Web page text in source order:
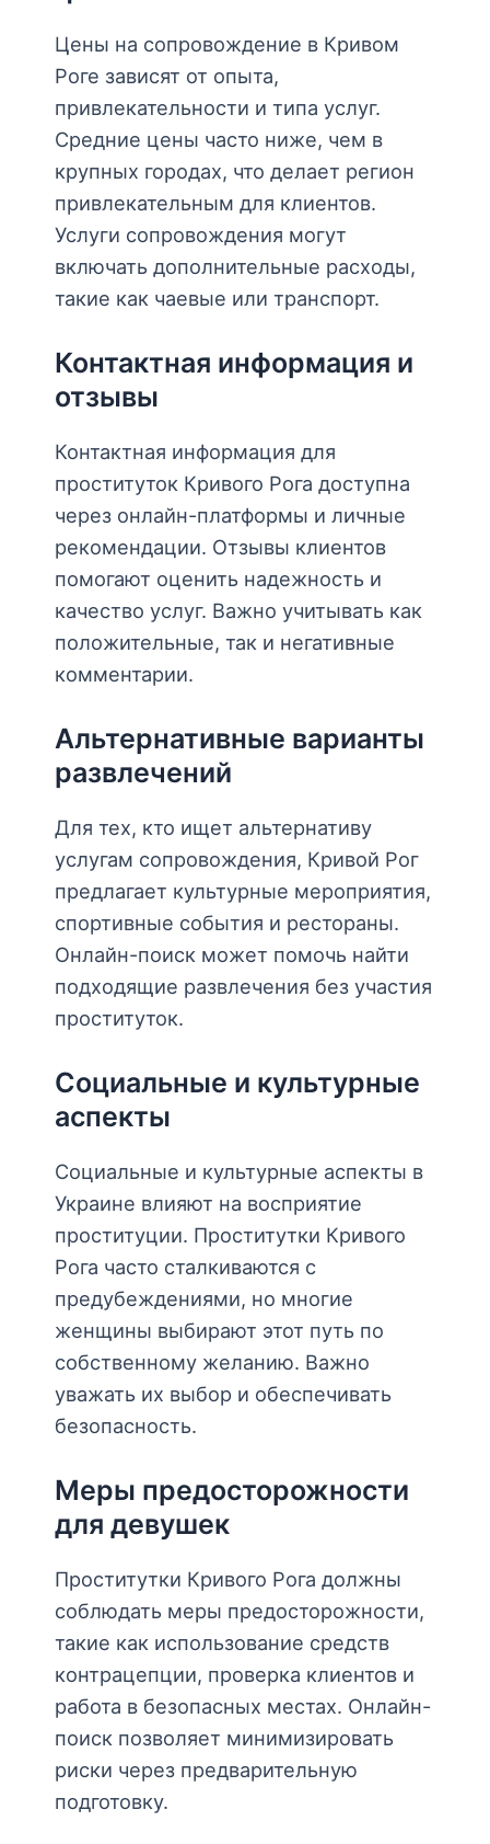
Цены на сопровождение в Кривом
Роге зависят от опыта,
привлекательности и типа услуг.
Средние цены часто ниже, чем в
крупных городах, что делает регион
привлекательным для клиентов.
Услуги сопровождения могут
включать дополнительные расходы,
такие как чаевые или транспорт.
Контактная информация и
отзывы
Контактная информация для
проституток Кривого Рога доступна
через онлайн-платформы и личные
рекомендации. Отзывы клиентов
помогают оценить надежность и
качество услуг. Важно учитывать как
положительные, так и негативные
комментарии.
Альтернативные варианты
развлечений
Для тех, кто ищет альтернативу
услугам сопровождения, Кривой Рог
предлагает культурные мероприятия,
спортивные события и рестораны.
Онлайн-поиск может помочь найти
подходящие развлечения без участия
проституток.
Социальные и культурные
аспекты
Социальные и культурные аспекты в
Украине влияют на восприятие
проституции. Проститутки Кривого
Рога часто сталкиваются с
предубеждениями, но многие
женщины выбирают этот путь по
собственному желанию. Важно
уважать их выбор и обеспечивать
безопасность.
Меры предосторожности
для девушек
Проститутки Кривого Рога должны
соблюдать меры предосторожности,
такие как использование средств
контрацепции, проверка клиентов и
работа в безопасных местах. Онлайн-
поиск позволяет минимизировать
риски через предварительную
подготовку.